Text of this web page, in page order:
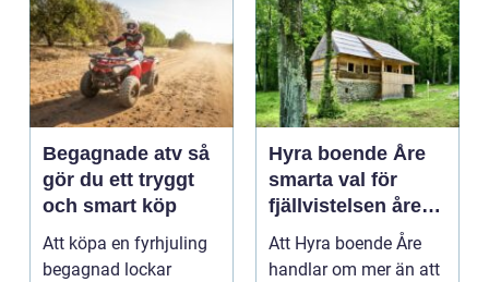
Begagnade atv så
gör du ett tryggt
och smart köp
Att köpa en fyrhjuling
begagnad lockar
Hyra boende Åre
smarta val för
fjällvistelsen året
runt
Att Hyra boende Åre
handlar om mer än att